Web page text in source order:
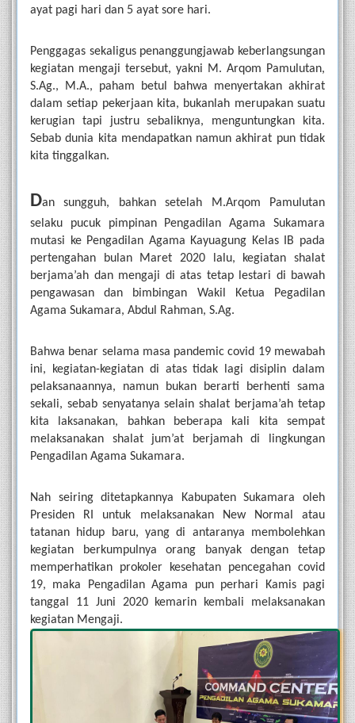
ayat pagi hari dan 5 ayat sore hari.
Penggagas sekaligus penanggungjawab keberlangsungan
kegiatan mengaji tersebut, yakni M. Arqom Pamulutan,
S.Ag., M.A., paham betul bahwa menyertakan akhirat
dalam setiap pekerjaan kita, bukanlah merupakan suatu
kerugian tapi justru sebaliknya, menguntungkan kita.
Sebab dunia kita mendapatkan namun akhirat pun tidak
kita tinggalkan.
Dan sungguh, bahkan setelah M.Arqom Pamulutan
selaku pucuk pimpinan Pengadilan Agama Sukamara
mutasi ke Pengadilan Agama Kayuagung Kelas IB pada
pertengahan bulan Maret 2020 lalu, kegiatan shalat
berjama’ah dan mengaji di atas tetap lestari di bawah
pengawasan dan bimbingan Wakil Ketua Pegadilan
Agama Sukamara, Abdul Rahman, S.Ag.
Bahwa benar selama masa pandemic covid 19 mewabah
ini, kegiatan-kegiatan di atas tidak lagi disiplin dalam
pelaksanaannya, namun bukan berarti berhenti sama
sekali, sebab senyatanya selain shalat berjama’ah tetap
kita laksanakan, bahkan beberapa kali kita sempat
melaksanakan shalat jum’at berjamah di lingkungan
Pengadilan Agama Sukamara.
Nah seiring ditetapkannya Kabupaten Sukamara oleh
Presiden RI untuk melaksanakan New Normal atau
tatanan hidup baru, yang di antaranya membolehkan
kegiatan berkumpulnya orang banyak dengan tetap
memperhatikan prokoler kesehatan pencegahan covid
19, maka Pengadilan Agama pun perhari Kamis pagi
tanggal 11 Juni 2020 kemarin kembali melaksanakan
kegiatan Mengaji.